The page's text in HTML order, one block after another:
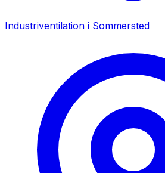
Industriventilation i Sommersted